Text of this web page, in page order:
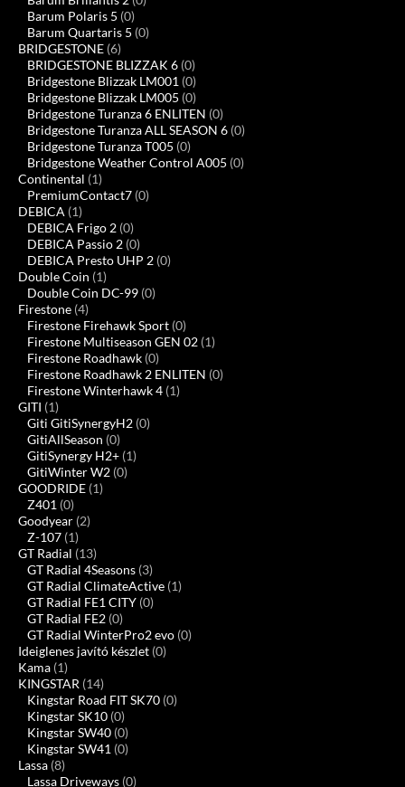
Barum Polaris 5 (0)
Barum Quartaris 5 (0)
BRIDGESTONE (6)
BRIDGESTONE BLIZZAK 6 (0)
Bridgestone Blizzak LM001 (0)
Bridgestone Blizzak LM005 (0)
Bridgestone Turanza 6 ENLITEN (0)
Bridgestone Turanza ALL SEASON 6 (0)
Bridgestone Turanza T005 (0)
Bridgestone Weather Control A005 (0)
Continental (1)
PremiumContact7 (0)
DEBICA (1)
DEBICA Frigo 2 (0)
DEBICA Passio 2 (0)
DEBICA Presto UHP 2 (0)
Double Coin (1)
Double Coin DC-99 (0)
Firestone (4)
Firestone Firehawk Sport (0)
Firestone Multiseason GEN 02 (1)
Firestone Roadhawk (0)
Firestone Roadhawk 2 ENLITEN (0)
Firestone Winterhawk 4 (1)
GITI (1)
Giti GitiSynergyH2 (0)
GitiAllSeason (0)
GitiSynergy H2+ (1)
GitiWinter W2 (0)
GOODRIDE (1)
Z401 (0)
Goodyear (2)
Z-107 (1)
GT Radial (13)
GT Radial 4Seasons (3)
GT Radial ClimateActive (1)
GT Radial FE1 CITY (0)
GT Radial FE2 (0)
GT Radial WinterPro2 evo (0)
Ideiglenes javító készlet (0)
Kama (1)
KINGSTAR (14)
Kingstar Road FIT SK70 (0)
Kingstar SK10 (0)
Kingstar SW40 (0)
Kingstar SW41 (0)
Lassa (8)
Lassa Driveways (0)